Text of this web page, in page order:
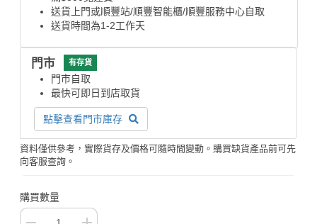
送貨上門或順豐站/順豐智能櫃/順豐服務中心自取
送貨時間為1-2工作天
門市 有存貨
門市自取
最快可即日到店取貨
點擊查看門市庫存
資料僅供參考，實際貨存及價格可隨時間變動。購買缺貨產品前可先
向客服查詢。
購買數量